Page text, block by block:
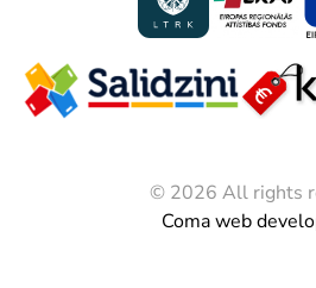
© 2026 All rights
Coma web